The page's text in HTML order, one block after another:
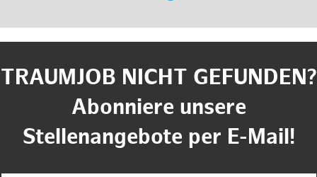
TRAUMJOB NICHT GEFUNDEN?
Abonniere unsere
Stellenangebote per E-Mail!